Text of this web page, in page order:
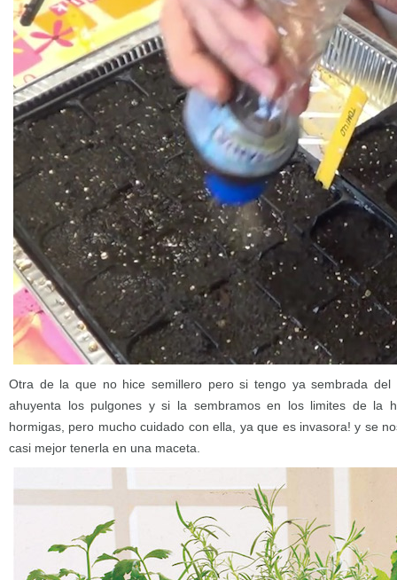
Otra de la que no hice semillero pero si tengo ya sembrada
ahuyenta los pulgones y si la sembramos en los limites de la
hormigas, pero mucho cuidado con ella, ya que es invasora! y se
casi mejor tenerla en una maceta.